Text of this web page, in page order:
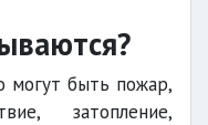
могут быть пожар,
затопление,